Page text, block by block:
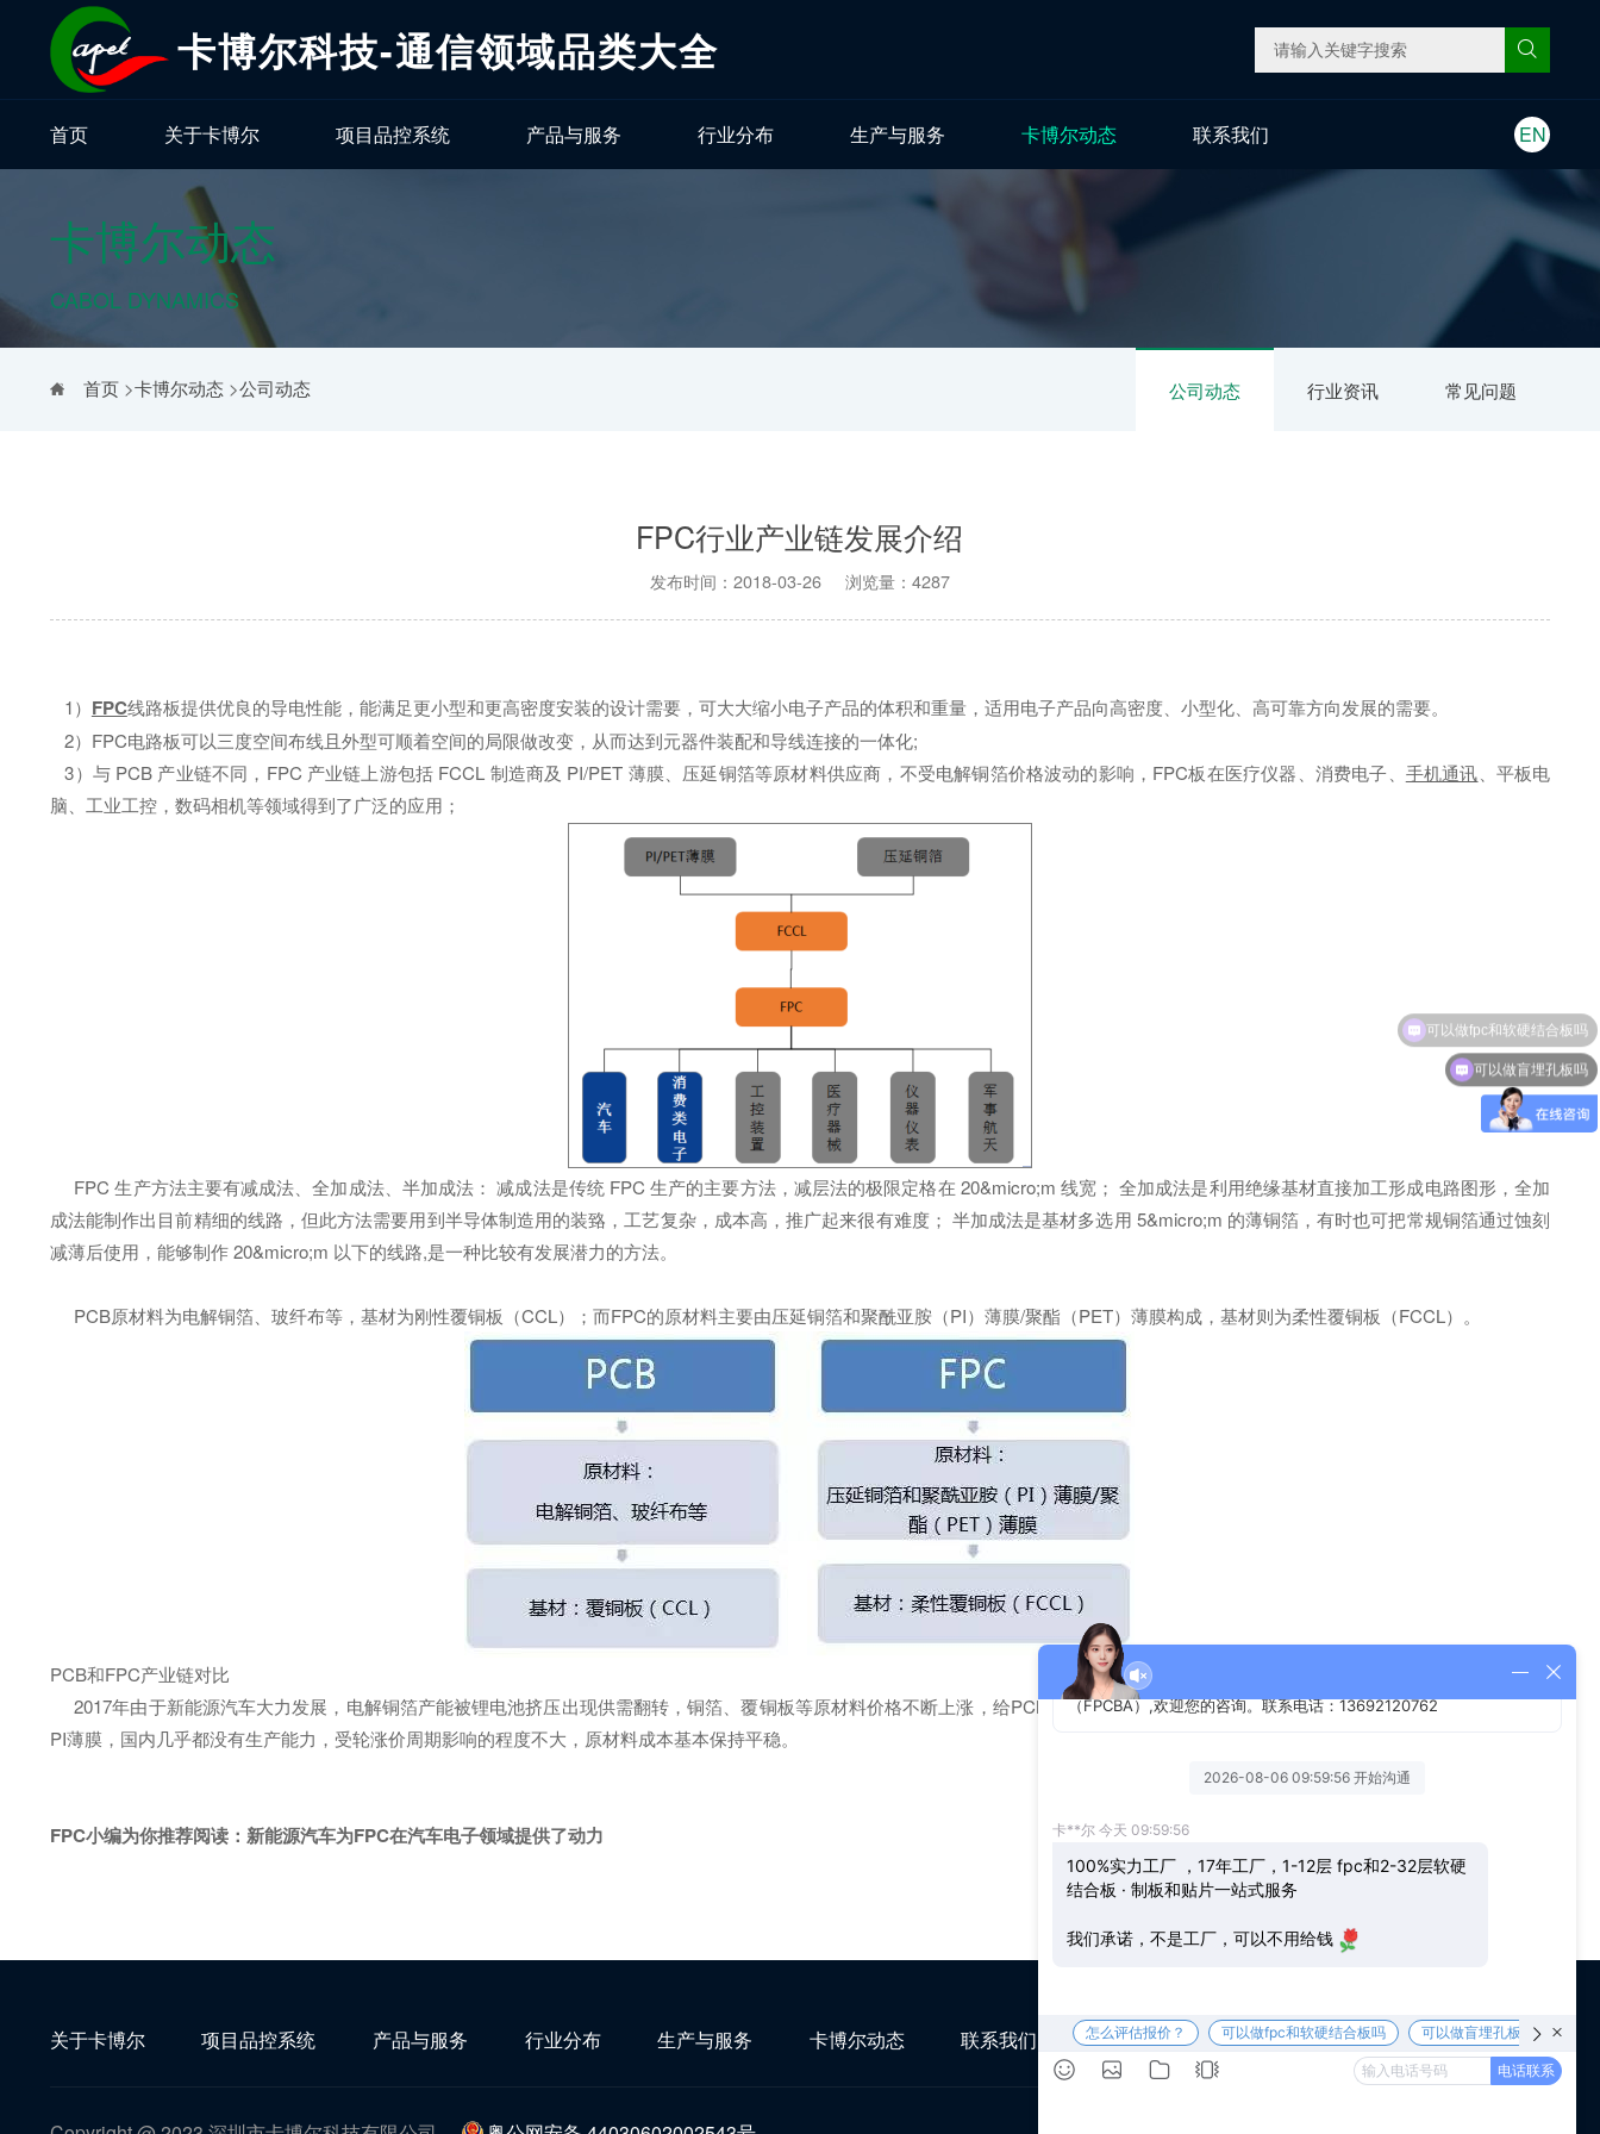
卡博尔科技-通信领域品类大全
首页 关于卡博尔 项目品控系统 产品与服务 行业分布 生产与服务 卡博尔动态 联系我们 EN
卡博尔动态
CABOL DYNAMICS
公司动态 行业资讯 常见问题
首页>卡博尔动态>公司动态
FPC行业产业链发展介绍
发布时间：2018-03-26 浏览量：4287
1） FPC线路板提供优良的导电性能，能满足更小型和更高密度安装的设计需要，可大大缩小电子产品的体积和重量，适用电子产品向高密度、小型化、高可靠方向发展的需要。
2）FPC电路板可以三度空间布线且外型可顺着空间的局限做改变，从而达到元器件装配和导线连接的一体化;
3）与 PCB 产业链不同，FPC 产业链上游包括 FCCL 制造商及 PI/PET 薄膜、压延铜箔等原材料供应商，不受电解铜箔价格波动的影响，FPC板在医疗仪器、消费电子、 手机通讯 、平板电
脑、工业工控，数码相机等领域得到了广泛的应用；
FPC 生产方法主要有减成法、全加成法、半加成法： 减成法是传统 FPC 生产的主要方法，减层法的极限定格在 20&micro;m 线宽； 全加成法是利用绝缘基材直接加工形成电路图形，全加
成法能制作出目前精细的线路，但此方法需要用到半导体制造用的装臵，工艺复杂，成本高，推广起来很有难度； 半加成法是基材多选用 5&micro;m 的薄铜箔，有时也可把常规铜箔通过蚀刻
减薄后使用，能够制作 20&micro;m 以下的线路,是一种比较有发展潜力的方法。
PCB原材料为电解铜箔、玻纤布等，基材为刚性覆铜板（CCL）；而FPC的原材料主要由压延铜箔和聚酰亚胺（PI）薄膜/聚酯（PET）薄膜构成，基材则为柔性覆铜板（FCCL）。
PCB和FPC产业链对比
2017年由于新能源汽车大力发展，电解铜箔产能被锂电池挤压出现供需翻转，铜箔、覆铜板等原材料价格不断上涨，给PCB带来一定的成本压力。而FPC行业的原材料不论是压延铜箔还是
PI薄膜，国内几乎都没有生产能力，受轮涨价周期影响的程度不大，原材料成本基本保持平稳。
FPC小编为你推荐阅读： 新能源汽车为FPC在汽车电子领域提供了动力
关于卡博尔 项目品控系统 产品与服务 行业分布 生产与服务 卡博尔动态 联系我们
可以做fpc和软硬结合板吗
可以做盲埋孔板吗